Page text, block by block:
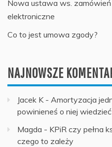
Nowa ustawa ws.
elektroniczne
Co to jest umowa zgody?
NAJNOWSZE
Jacek K- Amortyzacja
powinieneś o niej wiedzieć
Magda - KPiR czy pełna
czego to zależy